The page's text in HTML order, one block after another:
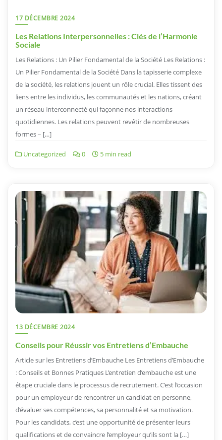
17 DÉCEMBRE 2024
Les Relations Interpersonnelles : Clés de l’Harmonie
Sociale
Les Relations : Un Pilier Fondamental de la Société Les Relations :
Un Pilier Fondamental de la Société Dans la tapisserie complexe
de la société, les relations jouent un rôle crucial. Elles tissent des
liens entre les individus, les communautés et les nations, créant
un réseau interconnecté qui façonne nos interactions
quotidiennes. Les relations peuvent revêtir de nombreuses
formes – […]
Uncategorized 0 5 min read
13 DÉCEMBRE 2024
Conseils pour Réussir vos Entretiens d’Embauche
Article sur les Entretiens d’Embauche Les Entretiens d’Embauche
: Conseils et Bonnes Pratiques L’entretien d’embauche est une
étape cruciale dans le processus de recrutement. C’est l’occasion
pour un employeur de rencontrer un candidat en personne,
d’évaluer ses compétences, sa personnalité et sa motivation.
Pour les candidats, c’est une opportunité de présenter leurs
qualifications et de convaincre l’employeur qu’ils sont la […]